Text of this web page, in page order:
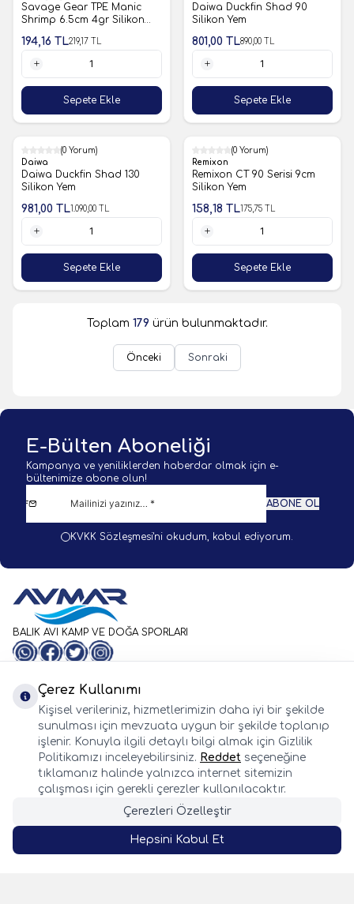
Savage Gear TPE Manic
Shrimp 6.5cm 4gr Silikon
219,17 TL
194,16 TL
Sepete Ekle
Daiwa Duckfin Shad 90
Silikon Yem
890,00 TL
801,00 TL
Sepete Ekle
(0 Yorum)
Daiwa
Daiwa Duckfin Shad 130
Silikon Yem
1.090,00 TL
981,00 TL
Sepete Ekle
(0 Yorum)
Remixon
Remixon CT 90 Serisi 9cm
Silikon Yem
175,75 TL
158,18 TL
Sepete Ekle
Toplam 179 ürün bulunmaktadır.
Önceki Sonraki
E-Bülten Aboneliği
Kampanya ve yeniliklerden haberdar olmak için e-
bültenimize abone olun!
ABONE OL
KVKK Sözleşmesi'niokudum, kabul ediyorum.
BALIK AVI KAMP VE DOĞA SPORLARI
WhatsApp
Facebook
TwitterInstagram
Hızlı Erişim
Whatsapp
Adres & İletişim
Çerez Kullanımı
Kişisel verileriniz, hizmetlerimizin daha iyi bir şekilde
sunulması için mevzuata uygun bir şekilde toplanıp
işlenir. Konuyla ilgili detaylı bilgi almak için Gizlilik
Politikamızı inceleyebilirsiniz. Reddet seçeneğine
tıklamanız halinde yalnızca internet sitemizin
çalışması için gerekli çerezler kullanılacaktır.
Çerezleri Özelleştir
Hepsini Kabul Et